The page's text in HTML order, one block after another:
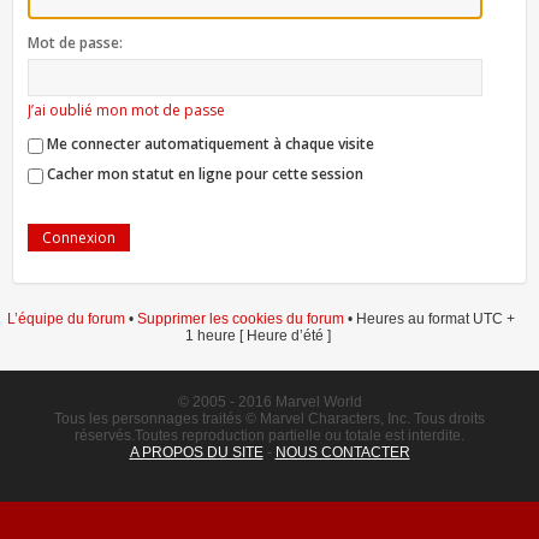
Mot de passe:
J’ai oublié mon mot de passe
Me connecter automatiquement à chaque visite
Cacher mon statut en ligne pour cette session
L’équipe du forum• Supprimer les cookies du forum• Heures au format UTC +
1 heure [ Heure d’été ]
© 2005 - 2016 Marvel World
Tous les personnages traités © Marvel Characters, Inc. Tous droits
réservés.Toutes reproduction partielle ou totale est interdite.
A PROPOS DU SITE- NOUS CONTACTER